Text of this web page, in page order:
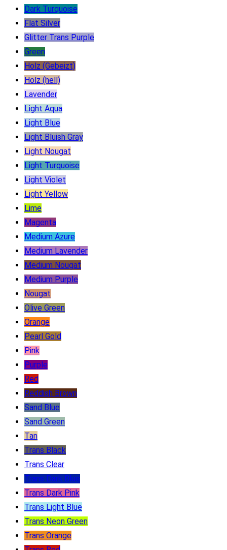
Dark Turquoise
Flat Silver
Glitter Trans Purple
Green
Holz (Gebeizt)
Holz (hell)
Lavender
Light Aqua
Light Blue
Light Bluish Gray
Light Nougat
Light Turquoise
Light Violet
Light Yellow
Lime
Magenta
Medium Azure
Medium Lavender
Medium Nougat
Medium Purple
Nougat
Olive Green
Orange
Pearl Gold
Pink
Purple
Red
Reddish Brown
Sand Blue
Sand Green
Tan
Trans Black
Trans Clear
Trans Dark Blue
Trans Dark Pink
Trans Light Blue
Trans Neon Green
Trans Orange